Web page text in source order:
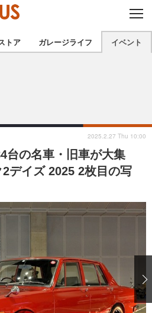
C
O
S
E
厳選プロショップを地域から探す
北陸
関西
沖縄
愛車 File
ストップ！不具合修理＆粗悪修理
洗車
トア ガレージライフ イベント
台の名車・旧車が大集
デイズ 2025 2枚目の写
2025.2.27 Thu 10:00